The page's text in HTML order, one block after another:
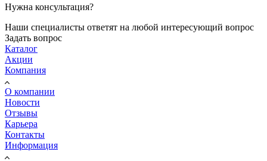
Нужна консультация?
Наши специалисты ответят на любой интересующий вопрос
Задать вопрос
Каталог
Акции
Компания
О компании
Новости
Отзывы
Карьера
Контакты
Информация